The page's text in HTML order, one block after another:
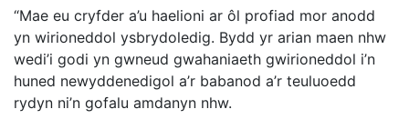
“Mae eu cryfder a’u haelioni ar ôl profiad mor anodd
yn wirioneddol ysbrydoledig. Bydd yr arian maen nhw
wedi’i godi yn gwneud gwahaniaeth gwirioneddol i’n
huned newyddenedigol a’r babanod a’r teuluoedd
rydyn ni’n gofalu amdanyn nhw.